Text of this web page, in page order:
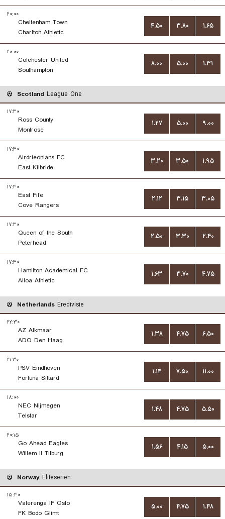
۲۰:۰۰
Cheltenham Town
Charlton Athletic
۴.۵۰ ۳.۸۰ ۱.۶۵
۲۰:۰۰
Colchester United
Southampton
۸.۰۰ ۵.۰۰ ۱.۳۱
Scotland League One
۱۷:۳۰
Ross County
Montrose
۱.۲۷ ۵.۰۰ ۹.۰۰
۱۷:۳۰
Airdrieonians FC
East Kilbride
۳.۲۰ ۳.۵۰ ۱.۹۵
۱۷:۳۰
East Fife
Cove Rangers
۲.۱۲ ۳.۱۵ ۳.۰۵
۱۷:۳۰
Queen of the South
Peterhead
۲.۵۰ ۳.۳۰ ۲.۴۰
۱۷:۳۰
Hamilton Academical FC
Alloa Athletic
۱.۶۳ ۳.۷۰ ۴.۷۵
Netherlands Eredivisie
۲۲:۳۰
AZ Alkmaar
ADO Den Haag
۱.۳۸ ۴.۷۵ ۶.۵۰
۲۱:۳۰
PSV Eindhoven
Fortuna Sittard
۱.۱۴ ۷.۵۰ ۱۱.۰۰
۱۸:۰۰
NEC Nijmegen
Telstar
۱.۴۸ ۴.۷۵ ۵.۵۰
۲۰:۱۵
Go Ahead Eagles
Willem II Tilburg
۱.۵۶ ۴.۱۵ ۵.۰۰
Norway Eliteserien
۱۵:۳۰
Valerenga IF Oslo
FK Bodo Glimt
۵.۰۰ ۴.۷۵ ۱.۴۸